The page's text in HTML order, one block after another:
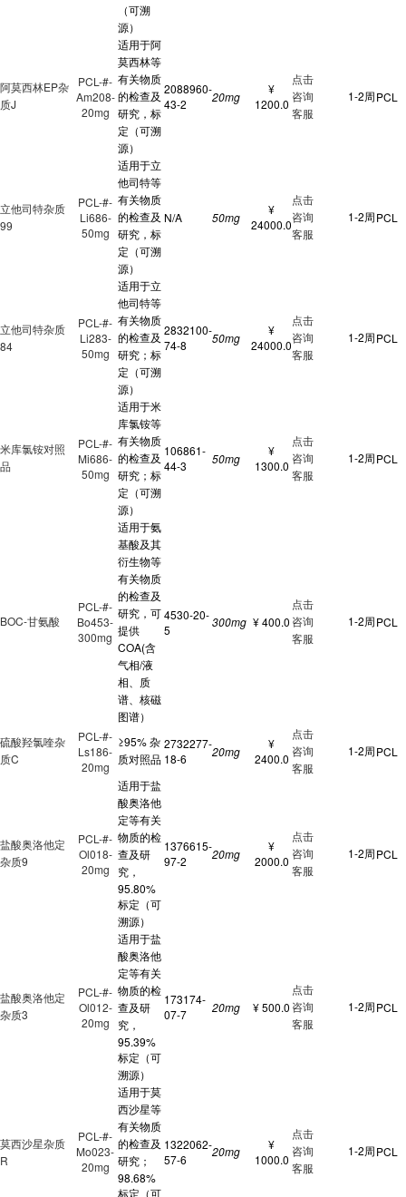
（可溯
源）
阿莫西林EP杂
质J
PCL-#-
Am208-
20mg
适用于阿
莫西林等
有关物质
的检查及
研究，标
定（可溯
源）
2088960-
43-2
20mg
¥
1200.0
点击
咨询
客服
1-2周PCL
立他司特杂质
99
PCL-#-
Li686-
50mg
适用于立
他司特等
有关物质
的检查及
研究，标
定（可溯
源）
N/A 50mg
¥
24000.0
点击
咨询
客服
1-2周PCL
立他司特杂质
84
PCL-#-
Li283-
50mg
适用于立
他司特等
有关物质
的检查及
研究；标
定（可溯
源）
2832100-
74-8
50mg
¥
24000.0
点击
咨询
客服
1-2周PCL
米库氯铵对照
品
PCL-#-
Mi686-
50mg
适用于米
库氯铵等
有关物质
的检查及
研究；标
定（可溯
源）
106861-
44-3
50mg
¥
1300.0
点击
咨询
客服
1-2周PCL
BOC-甘氨酸
PCL-#-
Bo453-
300mg
适用于氨
基酸及其
衍生物等
有关物质
的检查及
研究，可
提供
COA(含
气相/液
相、质
谱、核磁
图谱）
4530-20-
5
300mg ¥ 400.0
点击
咨询
客服
1-2周PCL
硫酸羟氯喹杂
质C
PCL-#-
Ls186-
20mg
≥95% 杂
质对照品
2732277-
18-6
20mg
¥
2400.0
点击
咨询
客服
1-2周PCL
盐酸奥洛他定
杂质9
PCL-#-
Ol018-
20mg
适用于盐
酸奥洛他
定等有关
物质的检
查及研
究，
95.80%
标定（可
溯源）
1376615-
97-2
20mg
¥
2000.0
点击
咨询
客服
1-2周PCL
盐酸奥洛他定
杂质3
PCL-#-
Ol012-
20mg
适用于盐
酸奥洛他
定等有关
物质的检
查及研
究，
95.39%
标定（可
溯源）
173174-
07-7
20mg ¥ 500.0
点击
咨询
客服
1-2周PCL
莫西沙星杂质
R
PCL-#-
Mo023-
20mg
适用于莫
西沙星等
有关物质
的检查及
研究；
98.68%
标定（可
1322062-
57-6
20mg
¥
1000.0
点击
咨询
客服
1-2周PCL